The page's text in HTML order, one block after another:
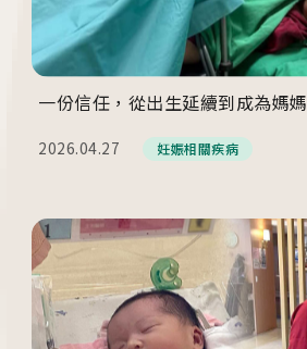
一份信任，從出生延續到成為媽媽
2026.04.27 妊娠相關疾病